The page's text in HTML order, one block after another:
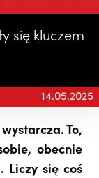
się kluczem
14.05.2025
To,
obecnie
Liczy się coś